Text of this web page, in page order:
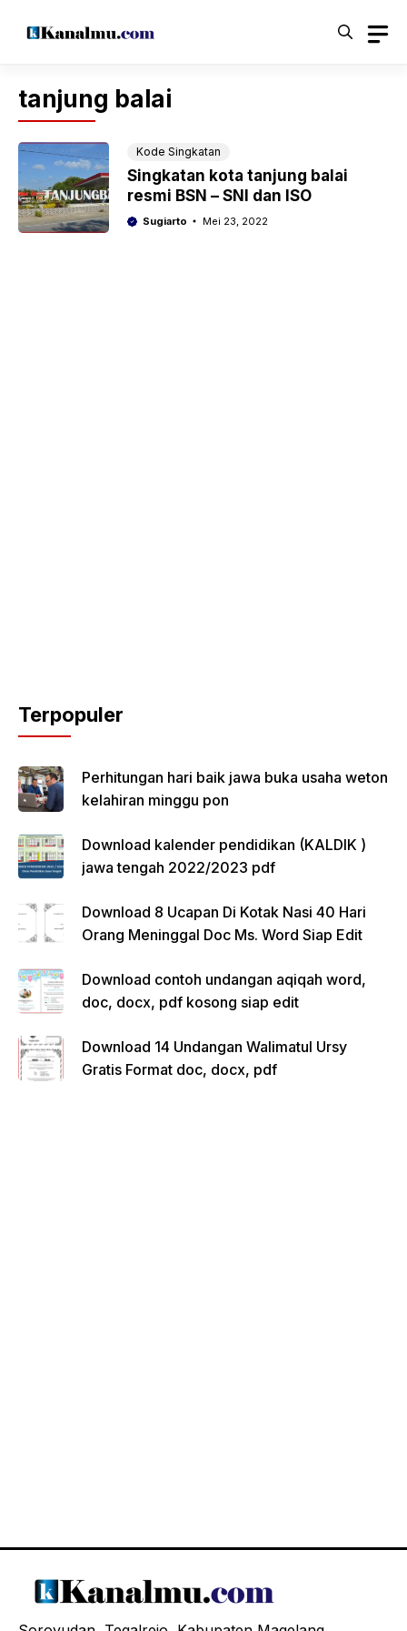
tanjung balai
Kode Singkatan
Singkatan kota tanjung balai
resmi BSN – SNI dan ISO
Sugiarto Mei 23, 2022
Terpopuler
Perhitungan hari baik jawa buka usaha weton
kelahiran minggu pon
Download kalender pendidikan (KALDIK )
jawa tengah 2022/2023 pdf
Download 8 Ucapan Di Kotak Nasi 40 Hari
Orang Meninggal Doc Ms. Word Siap Edit
Download contoh undangan aqiqah word,
doc, docx, pdf kosong siap edit
Download 14 Undangan Walimatul Ursy
Gratis Format doc, docx, pdf